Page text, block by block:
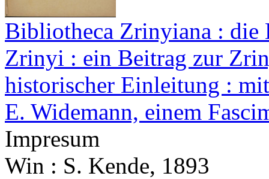
Bibliotheca Zrinyiana : die
Zrinyi : ein Beitrag zur
historischer Einleitung :
E. Widemann, einem
Impresum
Win : S. Kende, 1893